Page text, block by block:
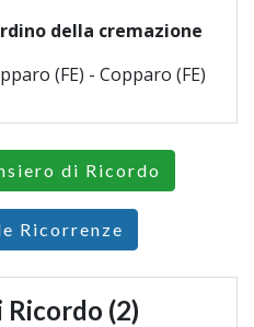
della cremazione
(FE) - Copparo (FE)
di Ricordo
Ricorrenze
Ricordo (2)